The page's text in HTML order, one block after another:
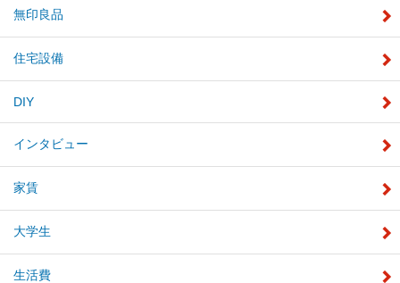
無印良品
住宅設備
DIY
インタビュー
家賃
大学生
生活費